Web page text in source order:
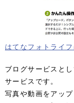
はてなフォトライ
ブログサービスと
サービスです。
写真や動画をアッ